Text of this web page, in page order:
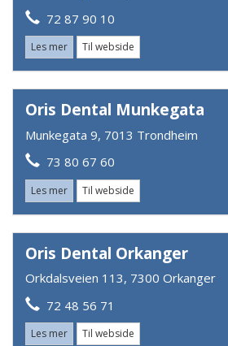
72 87 90 10
Les mer Til webside
Oris Dental Munkegata
Munkegata 9, 7013 Trondheim
73 80 67 60
Les mer Til webside
Oris Dental Orkanger
Orkdalsveien 113, 7300 Orkanger
72 48 56 71
Les mer Til webside